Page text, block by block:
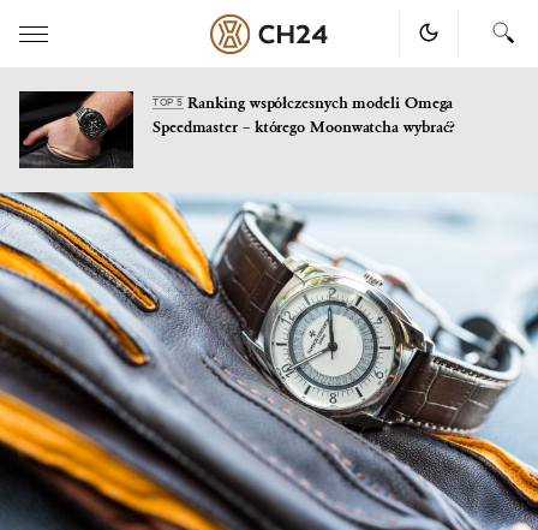
Skip
to
content
TOP 5Ranking współczesnych modeli Omega
Speedmaster – którego Moonwatcha wybrać?